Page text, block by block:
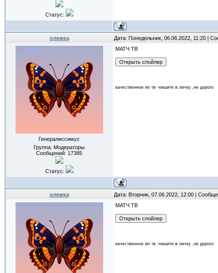
Статус:
олежка Дата: Понедельник, 06.06.2022, 11:20 |
Генералиссимус
Группа: Модераторы
Сообщений: 17385
Статус:
МАТЧ ТВ
качественное ип тв -пишите в личку ,не дорого
олежка Дата: Вторник, 07.06.2022, 12:00 |
МАТЧ ТВ
качественное ип тв -пишите в личку ,не дорого